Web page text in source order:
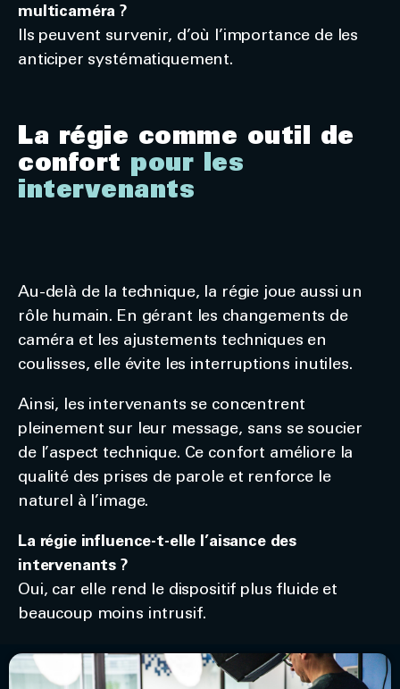
multicaméra ?
Ils peuvent survenir, d’où l’importance de les
anticiper systématiquement.
La régie comme outil de
confort pour les
intervenants
Au-delà de la technique, la régie joue aussi un
rôle humain. En gérant les changements de
caméra et les ajustements techniques en
coulisses, elle évite les interruptions inutiles.
Ainsi, les intervenants se concentrent
pleinement sur leur message, sans se soucier
de l’aspect technique. Ce confort améliore la
qualité des prises de parole et renforce le
naturel à l’image.
La régie influence-t-elle l’aisance des
intervenants ?
Oui, car elle rend le dispositif plus fluide et
beaucoup moins intrusif.